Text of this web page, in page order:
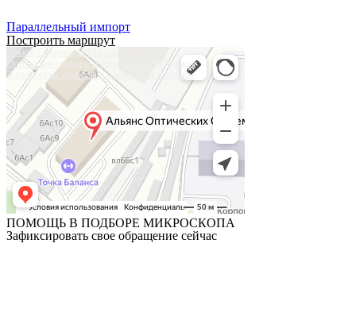
Параллельный импорт
Построить маршрут
Альянс Оптических Систем
Оптические приборы и оборудование в Москве
Электронные приборы и компоненты в Москве
ПОМОЩЬ В ПОДБОРЕ МИКРОСКОПА
Зафиксировать свое обращение сейчас